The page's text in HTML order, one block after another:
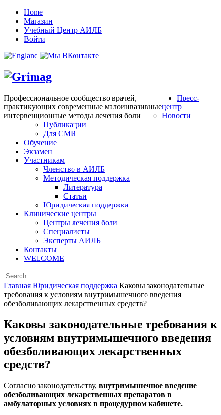
Home
Магазин
Учебный Центр АИЛБ
Войти
Профессиональное сообщество врачей,
практикующих современные малоинвазивные
интервенционные методы лечения боли
Пресс-
центр
Новости
Публикации
Для СМИ
Обучение
Экзамен
Участникам
Членство в АИЛБ
Методическая поддержка
Литература
Статьи
Юридическая поддержка
Клинические центры
Центры лечения боли
Специалисты
Эксперты АИЛБ
Контакты
WELCOME
Главная Юридическая поддержка Каковы законодательные
требования к условиям внутримышечного введения
обезболивающих лекарственных средств?
Каковы законодательные требования к
условиям внутримышечного введения
обезболивающих лекарственных
средств?
Согласно законодательству, внутримышечное введение
обезболивающих лекарственных препаратов в
амбулаторных условиях в процедурном кабинете.